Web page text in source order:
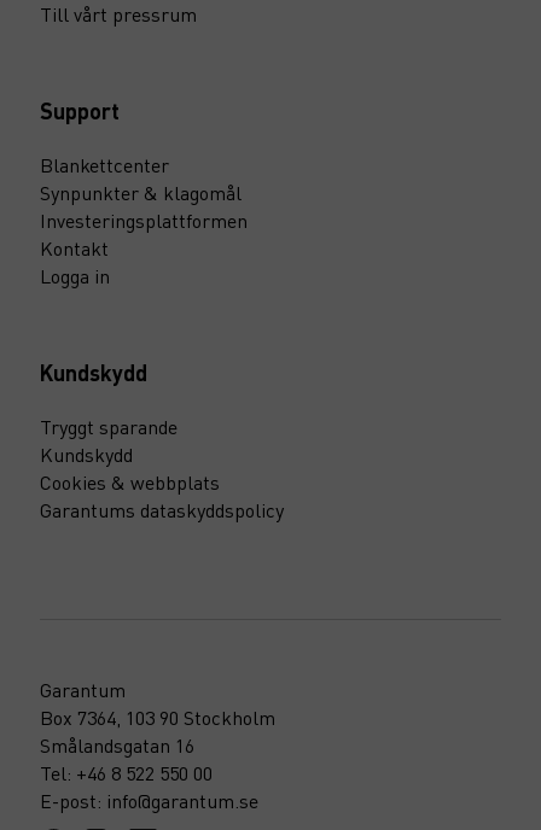
Till vårt pressrum
Support
Blankettcenter
Synpunkter & klagomål
Investeringsplattformen
Kontakt
Logga in
Kundskydd
Tryggt sparande
Kundskydd
Cookies & webbplats
Garantums dataskyddspolicy
Garantum
Box 7364, 103 90 Stockholm
Smålandsgatan 16
Tel: +46 8 522 550 00
E-post: info@garantum.se